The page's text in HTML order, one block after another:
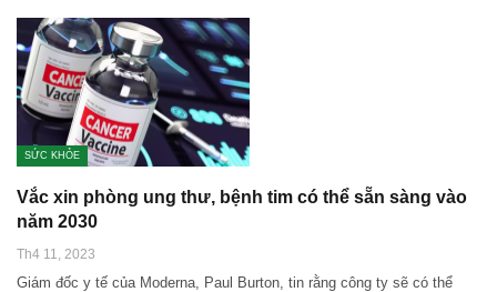
SỨC KHỎE
Vắc xin phòng ung thư, bệnh tim có thể sẵn sàng vào
năm 2030
Th4 11, 2023
Giám đốc y tế của Moderna, Paul Burton, tin rằng công ty sẽ có thể